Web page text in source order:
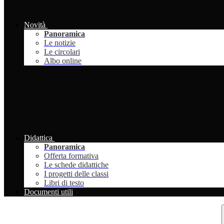
Novità
Panoramica
Le notizie
Le circolari
Albo online
Didattica
Panoramica
Offerta formativa
Le schede didattiche
I progetti delle classi
Libri di testo
Documenti utili